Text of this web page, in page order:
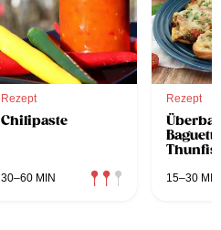
Rezept
Chilipaste
30–60 MIN
Rezept
15–30 MIN